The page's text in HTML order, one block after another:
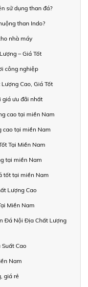
sử dụng than đá?
than Indo?
nhà máy
– Giá Tốt
công nghiệp
Cao, Giá Tốt
giá ưu đãi nhất
cao tại miền Nam
cao tại miền Nam
Tại Miền Nam
tại miền Nam
tốt tại miền Nam
Lượng Cao
Miền Nam
Đá Nội Địa Chất Lượng
Suất Cao
Nam
giá rẻ